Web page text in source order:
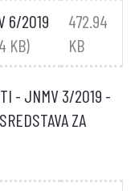
6/2019
KB)
472.94
KB
- JNMV 3/2019 -
ZA